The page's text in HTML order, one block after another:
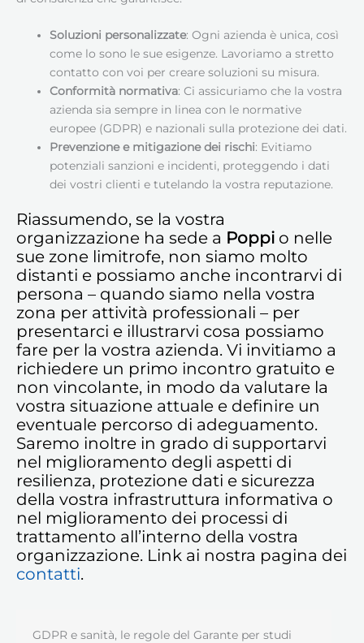
Soluzioni personalizzate: Ogni azienda è unica, così
come lo sono le sue esigenze. Lavoriamo a stretto
contatto con voi per creare soluzioni su misura.
Conformità normativa: Ci assicuriamo che la vostra
azienda sia sempre in linea con le normative
europee (GDPR) e nazionali sulla protezione dei dati.
Prevenzione e mitigazione dei rischi: Evitiamo
potenziali sanzioni e incidenti, proteggendo i dati
dei vostri clienti e tutelando la vostra reputazione.
Riassumendo, se la vostra
organizzazione ha sede a Poppi o nelle
sue zone limitrofe, non siamo molto
distanti e possiamo anche incontrarvi di
persona – quando siamo nella vostra
zona per attività professionali – per
presentarci e illustrarvi cosa possiamo
fare per la vostra azienda. Vi invitiamo a
richiedere un primo incontro gratuito e
non vincolante, in modo da valutare la
vostra situazione attuale e definire un
eventuale percorso di adeguamento.
Saremo inoltre in grado di supportarvi
nel miglioramento degli aspetti di
resilienza, protezione dati e sicurezza
della vostra infrastruttura informativa o
nel miglioramento dei processi di
trattamento all’interno della vostra
organizzazione. Link ai nostra pagina dei
contatti.
GDPR e sanità, le regole del Garante per studi